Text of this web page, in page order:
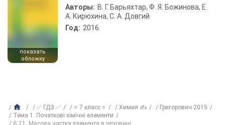
показать
обложку
Авторы: В. Г. Барьяхтар, Ф. Я. Божинова, Е.
А. Кирюхина, С. А. Довгий
Год: 2016
✅ ГДЗ ✅ ⚡ 7 класс ⚡ Химия ✍
Григорович 2015
Тема 1. Початкові хімічні елементи
§ 11. Масова частка елемента в речовині